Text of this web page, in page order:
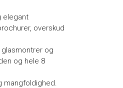
elegant
overskud
og
og hele 8
mangfoldighed.